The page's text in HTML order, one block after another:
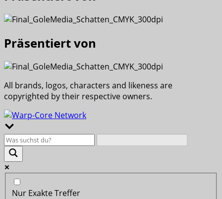
Präsentiert von
All brands, logos, characters and likeness are
copyrighted by their respective owners.
Nur Exakte Treffer